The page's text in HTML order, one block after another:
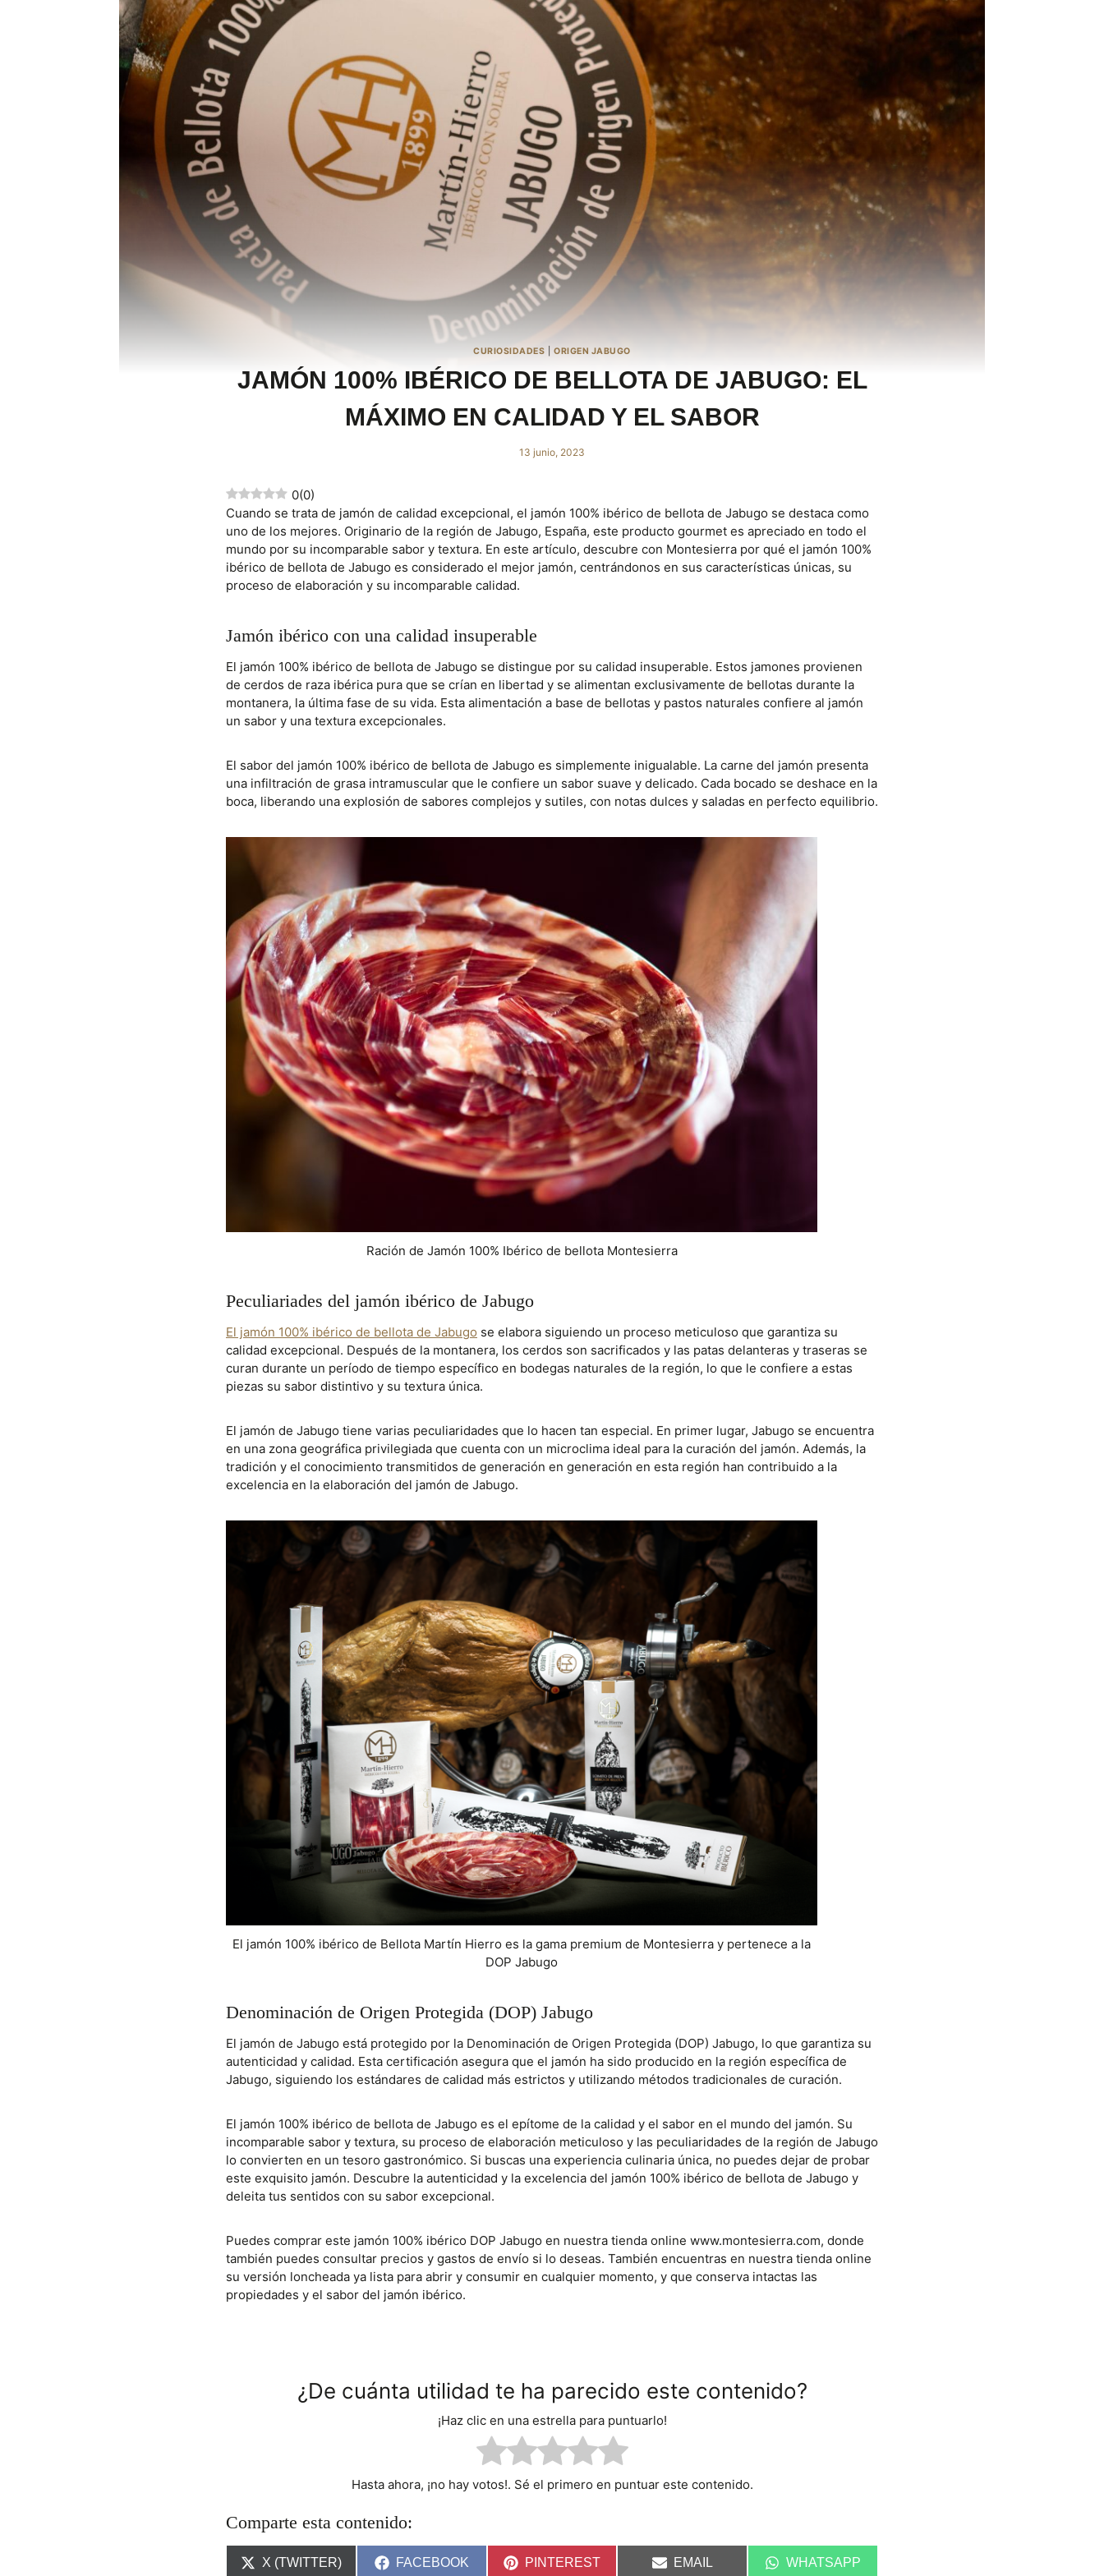
CURIOSIDADES |ORIGEN JABUGO
JAMÓN 100% IBÉRICO DE BELLOTA DE JABUGO: EL
MÁXIMO EN CALIDAD Y EL SABOR
13 junio, 2023
0(0)
Cuando se trata de jamón de calidad excepcional, el jamón 100% ibérico de bellota de Jabugo se destaca como
uno de los mejores. Originario de la región de Jabugo, España, este producto gourmet es apreciado en todo el
mundo por su incomparable sabor y textura. En este artículo, descubre con Montesierra por qué el jamón 100%
ibérico de bellota de Jabugo es considerado el mejor jamón, centrándonos en sus características únicas, su
proceso de elaboración y su incomparable calidad.
Jamón ibérico con una calidad insuperable
El jamón 100% ibérico de bellota de Jabugo se distingue por su calidad insuperable. Estos jamones provienen
de cerdos de raza ibérica pura que se crían en libertad y se alimentan exclusivamente de bellotas durante la
montanera, la última fase de su vida. Esta alimentación a base de bellotas y pastos naturales confiere al jamón
un sabor y una textura excepcionales.
El sabor del jamón 100% ibérico de bellota de Jabugo es simplemente inigualable. La carne del jamón presenta
una infiltración de grasa intramuscular que le confiere un sabor suave y delicado. Cada bocado se deshace en la
boca, liberando una explosión de sabores complejos y sutiles, con notas dulces y saladas en perfecto equilibrio.
Ración de Jamón 100% Ibérico de bellota Montesierra
Peculiariades del jamón ibérico de Jabugo
El jamón 100% ibérico de bellota de Jabugo se elabora siguiendo un proceso meticuloso que garantiza su
calidad excepcional. Después de la montanera, los cerdos son sacrificados y las patas delanteras y traseras se
curan durante un período de tiempo específico en bodegas naturales de la región, lo que le confiere a estas
piezas su sabor distintivo y su textura única.
El jamón de Jabugo tiene varias peculiaridades que lo hacen tan especial. En primer lugar, Jabugo se encuentra
en una zona geográfica privilegiada que cuenta con un microclima ideal para la curación del jamón. Además, la
tradición y el conocimiento transmitidos de generación en generación en esta región han contribuido a la
excelencia en la elaboración del jamón de Jabugo.
El jamón 100% ibérico de Bellota Martín Hierro es la gama premium de Montesierra y pertenece a la
DOP Jabugo
Denominación de Origen Protegida (DOP) Jabugo
El jamón de Jabugo está protegido por la Denominación de Origen Protegida (DOP) Jabugo, lo que garantiza su
autenticidad y calidad. Esta certificación asegura que el jamón ha sido producido en la región específica de
Jabugo, siguiendo los estándares de calidad más estrictos y utilizando métodos tradicionales de curación.
El jamón 100% ibérico de bellota de Jabugo es el epítome de la calidad y el sabor en el mundo del jamón. Su
incomparable sabor y textura, su proceso de elaboración meticuloso y las peculiaridades de la región de Jabugo
lo convierten en un tesoro gastronómico. Si buscas una experiencia culinaria única, no puedes dejar de probar
este exquisito jamón. Descubre la autenticidad y la excelencia del jamón 100% ibérico de bellota de Jabugo y
deleita tus sentidos con su sabor excepcional.
Puedes comprar este jamón 100% ibérico DOP Jabugo en nuestra tienda online www.montesierra.com, donde
también puedes consultar precios y gastos de envío si lo deseas. También encuentras en nuestra tienda online
su versión loncheada ya lista para abrir y consumir en cualquier momento, y que conserva intactas las
propiedades y el sabor del jamón ibérico.
¿De cuánta utilidad te ha parecido este contenido?
¡Haz clic en una estrella para puntuarlo!
Hasta ahora, ¡no hay votos!. Sé el primero en puntuar este contenido.
Comparte esta contenido:
C
X (TWITTER)
C
FACEBOOK
C
PINTEREST
C
EMAIL
C
WHATSAPP